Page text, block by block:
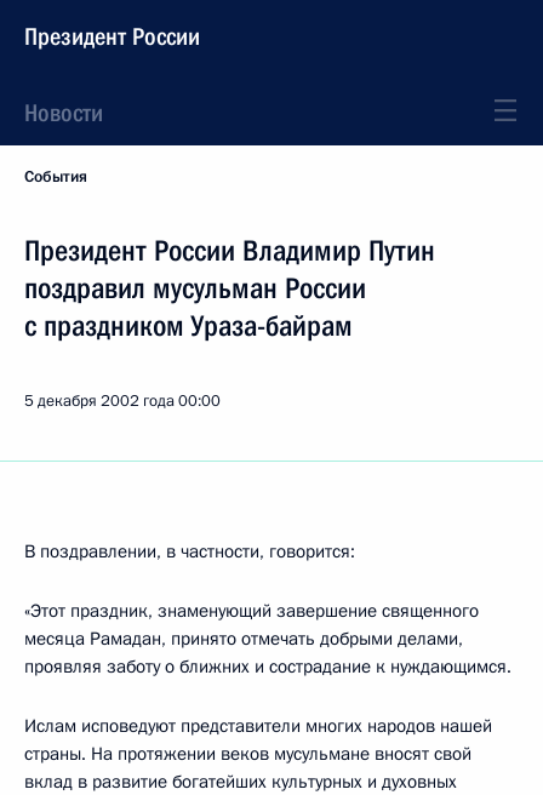
Президент России
Новости
События
Президент России Владимир Путин
поздравил мусульман России
с праздником Ураза-байрам
5 декабря 2002 года00:00
В поздравлении, в частности, говорится:
«Этот праздник, знаменующий завершение священного
месяца Рамадан, принято отмечать добрыми делами,
проявляя заботу о ближних и сострадание к нуждающимся.
Ислам исповедуют представители многих народов нашей
страны. На протяжении веков мусульмане вносят свой
вклад в развитие богатейших культурных и духовных